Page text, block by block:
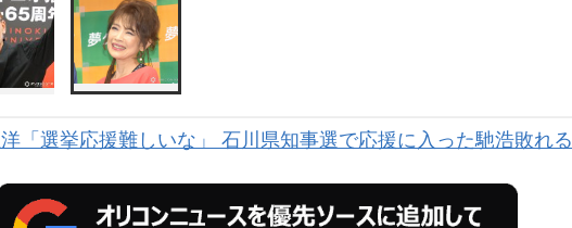
「選挙応援難しいな」 石川県知事選で応援に入った馳浩敗れる